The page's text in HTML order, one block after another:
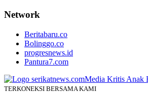
Network
Beritabaru.co
Bolinggo.co
progresnews.id
Pantura7.com
TERKONEKSI BERSAMA KAMI